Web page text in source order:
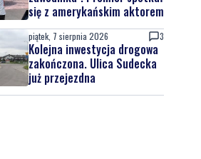
się z amerykańskim aktorem
piątek, 7 sierpnia 2026 3
Kolejna inwestycja drogowa
zakończona. Ulica Sudecka
już przejezdna